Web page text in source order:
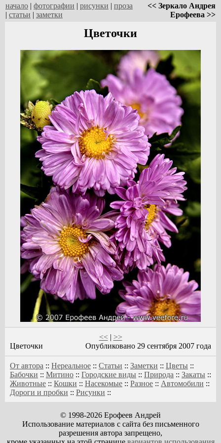
начало | фотографии | рисунки | проза
| статьи | заметки
<< Зеркало Андрея
Ерофеева >>
Цветочки
<<| >>
Цветочки
Опубликовано 29 сентября 2007 года
От автора :: Нереальное :: Статьи :: Заметки :: Цветы ::
Бабочки :: Митино :: Городские виды :: Природа :: Закаты ::
Животные :: Кошки :: Насекомые :: Разное :: Автомобили ::
Дороги и пробки :: Рисунки ::
© 1998-2026 Ерофеев Андрей
Использование материалов с сайта без письменного
разрешения автора запрещено,